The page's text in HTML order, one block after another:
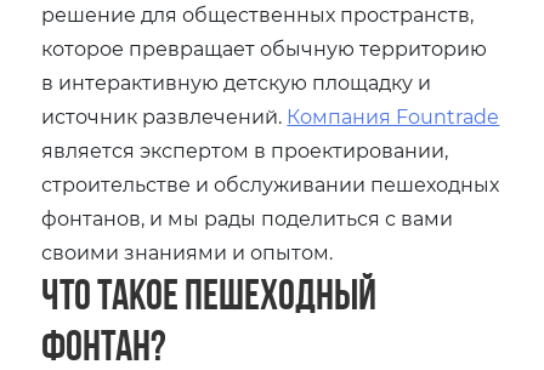
решение для общественных пространств,
которое превращает обычную территорию
в интерактивную детскую площадку и
источник развлечений. Компания Fountrade
является экспертом в проектировании,
строительстве и обслуживании пешеходных
фонтанов, и мы рады поделиться с вами
своими знаниями и опытом.
Что такое пешеходный
фонтан?